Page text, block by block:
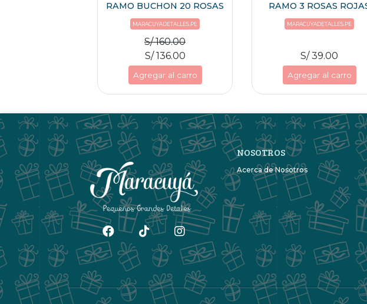
RAMO BUCHON 20 ROSAS
MARACUYADETALLES.PE
S/ 160.00
S/ 136.00
Agregar al carro
RAMO 3 ROSAS
MARACUYADETALLES.PE
S/ 39.00
Agregar al carro
NOSOTROS
Acerca de Nosotros